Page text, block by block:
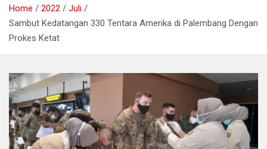
Home 2022
Juli
Sambut Kedatangan 330 Tentara Amerika di Palembang Dengan
Prokes Ketat